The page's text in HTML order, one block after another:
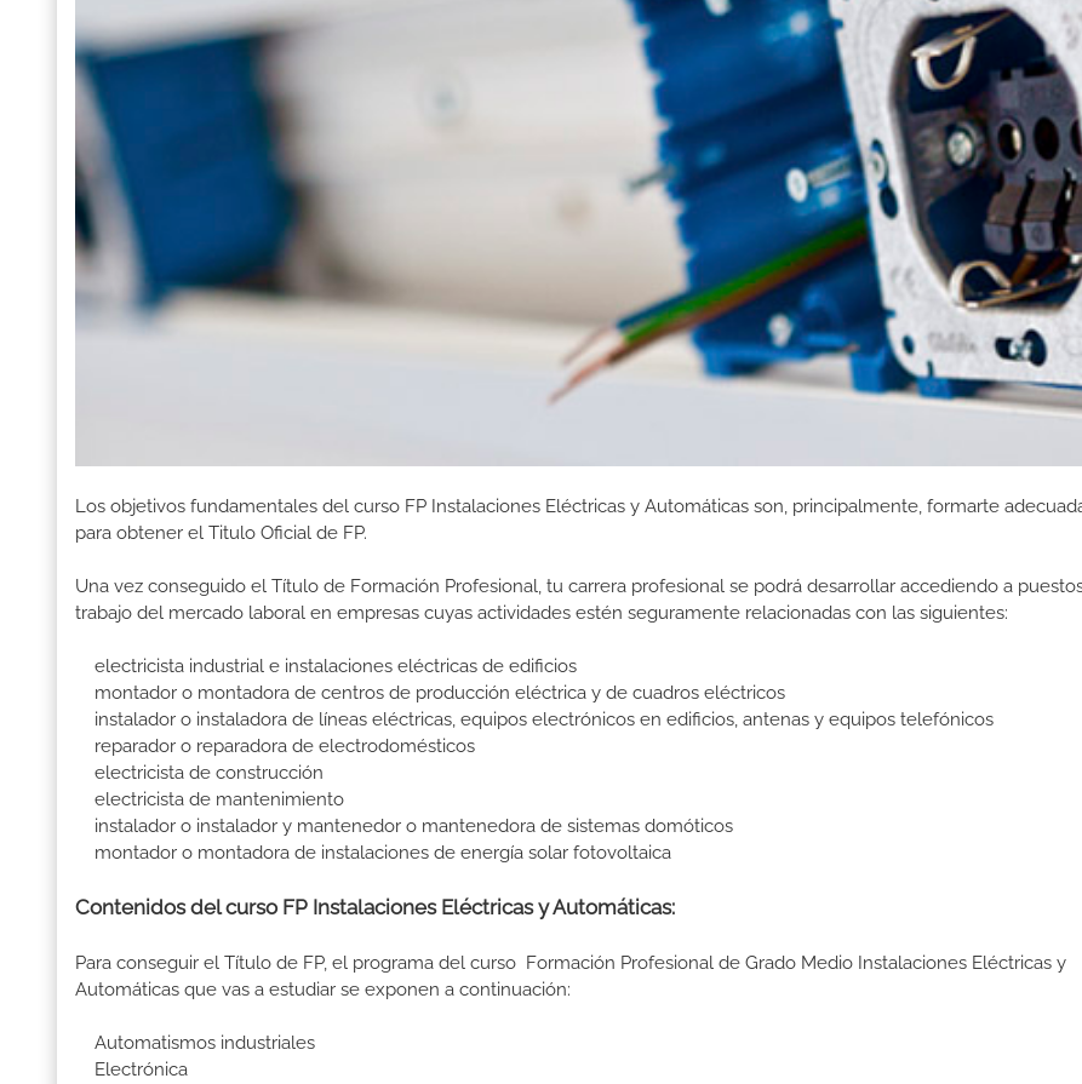
Los objetivos fundamentales del curso FP Instalaciones Eléctricas y Automáticas son, principalmente, formarte
para obtener el Titulo Oficial de FP.
Una vez conseguido el Título de Formación Profesional, tu carrera profesional se podrá desarrollar accediendo a
trabajo del mercado laboral en empresas cuyas actividades estén seguramente relacionadas con las siguientes:
electricista industrial e instalaciones eléctricas de edificios
montador o montadora de centros de producción eléctrica y de cuadros eléctricos
instalador o instaladora de líneas eléctricas, equipos electrónicos en edificios, antenas y equipos telefónicos
reparador o reparadora de electrodomésticos
electricista de construcción
electricista de mantenimiento
instalador o instalador y mantenedor o mantenedora de sistemas domóticos
montador o montadora de instalaciones de energía solar fotovoltaica
Contenidos del curso FP Instalaciones Eléctricas y Automáticas:
Para conseguir el Título de FP, el programa del curso Formación Profesional de Grado Medio Instalaciones Eléctricas y
Automáticas que vas a estudiar se exponen a continuación:
Automatismos industriales
Electrónica